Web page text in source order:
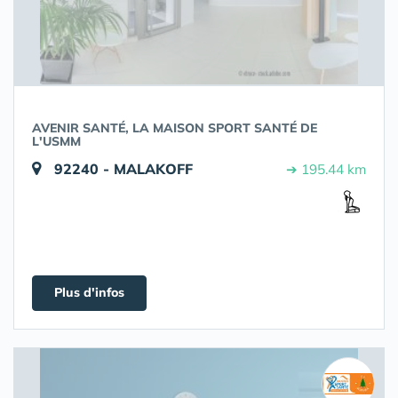
AVENIR SANTÉ, LA MAISON SPORT SANTÉ DE
L'USMM
92240 - MALAKOFF ➔ 195.44 km
Plus d'infos